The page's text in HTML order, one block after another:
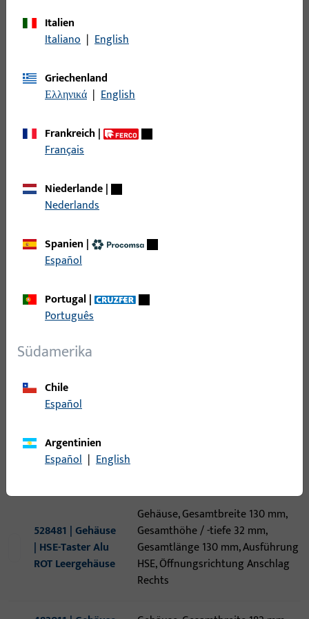
Einsatzbereich
Spezifischer Einsatzbereich
Filter fürGehäuse
Anwendung
528481 | Gehäuse
| HSE-Taster Alu
ROT Leergehäuse
Gehäuse, Gesamtbreite 130 mm,
Gesamthöhe / -tiefe 32 mm,
Gesamtlänge 130 mm, Ausführung
HSE, Öffnungsrichtung Anschlag
Rechts
Italien
Italiano | English
Griechenland
Ελληνικά | English
Frankreich|
Français
Niederlande|
Nederlands
Spanien |
Español
Portugal|
Português
Südamerika
Chile
Español
Argentinien
Español | English